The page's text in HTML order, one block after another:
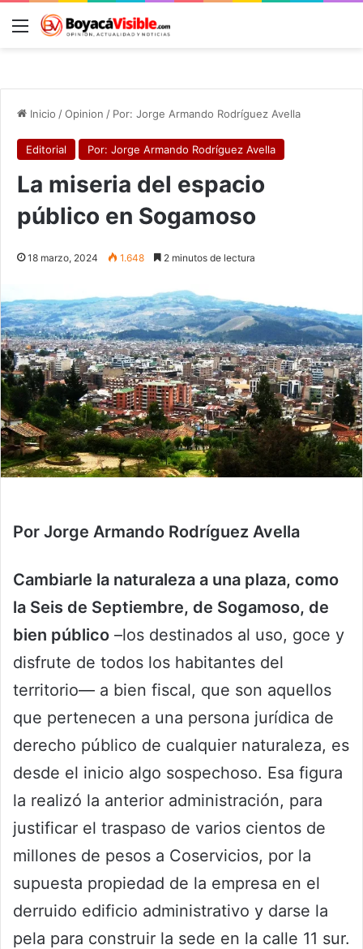
Menú
Inicio /Opinion / Por: Jorge Armando Rodríguez Avella
Editorial Por: Jorge Armando Rodríguez Avella
La miseria del espacio
público en Sogamoso
18 marzo, 2024 1.648 2 minutos de lectura
Por Jorge Armando Rodríguez Avella
Cambiarle la naturaleza a una plaza, como
la Seis de Septiembre, de Sogamoso, de
bien público –los destinados al uso, goce y
disfrute de todos los habitantes del
territorio— a bien fiscal, que son aquellos
que pertenecen a una persona jurídica de
derecho público de cualquier naturaleza, es
desde el inicio algo sospechoso. Esa figura
la realizó la anterior administración, para
justificar el traspaso de varios cientos de
millones de pesos a Coservicios, por la
supuesta propiedad de la empresa en el
derruido edificio administrativo y darse la
pela para construir la sede en la calle 11 sur.